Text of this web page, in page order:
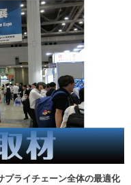
プライチェーン全体の最適化